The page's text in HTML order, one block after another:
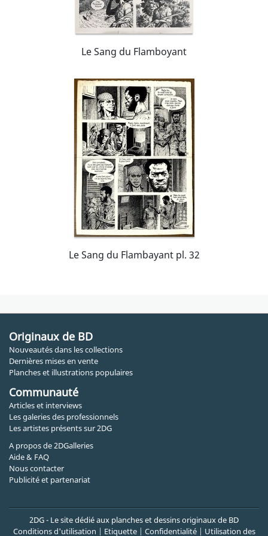
Le Sang du Flamboyant
Le Sang du Flambayant pl. 32
Originaux de BD
Nouveautés dans les collections
Dernières mises en vente
Planches et illustrations populaires
Communauté
Articles et interviews
Les galeries des professionnels
Les artistes présents sur 2DG
A propos de 2DGalleries
Aide & FAQ
Nous contacter
Publicité et partenariat
2DG - Le site dédié aux planches et dessins originaux de BD
Conditions d'utilisation | Etiquette| Confidentialité| Utilisation des